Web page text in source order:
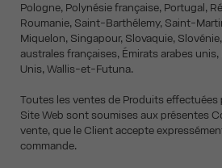
Pologne, Polynésie française, Portugal,
Roumanie, Saint-Barthélemy, Saint-
Miquelon, Singapour, Slovaquie,
australes françaises, Émirats arabes
Unis, Wallis-et-Futuna.
Toutes les ventes de Produits effectuées
Site Web sont soumises aux présentes
vente, que le Client accepte
commande.